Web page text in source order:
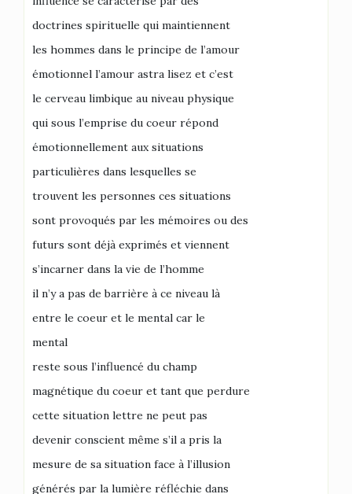
doctrines spirituelle qui maintiennent
les hommes dans le principe de l’amour
émotionnel l’amour astra lisez et c’est
le cerveau limbique au niveau physique
qui sous l’emprise du coeur répond
émotionnellement aux situations
particulières dans lesquelles se
trouvent les personnes ces situations
sont provoqués par les mémoires ou des
futurs sont déjà exprimés et viennent
s’incarner dans la vie de l’homme
il n’y a pas de barrière à ce niveau là
entre le coeur et le mental car le
mental
reste sous l’influencé du champ
magnétique du coeur et tant que perdure
cette situation lettre ne peut pas
devenir conscient même s’il a pris la
mesure de sa situation face à l’illusion
générés par la lumière réfléchie dans